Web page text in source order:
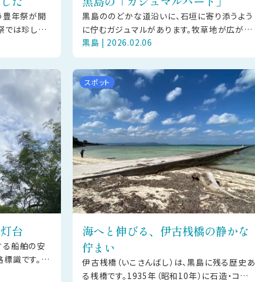
豊年祭が開
では珍しい
「ウーニ
け
黒島ののどかな道沿いに、石垣に寄り添うよう
に佇むガジュマルがあります。牧草地が広がる
風景の中、青い空と緑に包まれたその姿は、島
らしい静かな時間を感じさせます。
黒島 | 2026.02.06
台
る船舶の安
識です。島
あり、背の
スポット
海へと伸びる、伊古桟橋の静かな
佇まい
伊古桟橋（いこさんばし）は、黒島に残る歴史あ
る桟橋です。1935年（昭和10年）に石造・コンク